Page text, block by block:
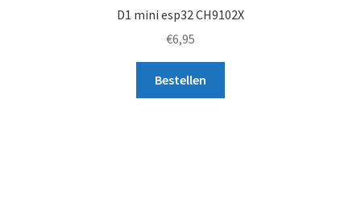
D1 mini esp32 CH9102X
€6,95
Bestellen